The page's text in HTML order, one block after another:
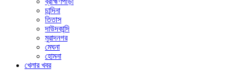
চান্দিনা
তিতাস
দাউদকান্দি
মুরাদনগর
মেঘনা
হোমনা
খেলার খবর